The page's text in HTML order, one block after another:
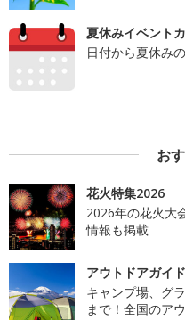
夏休みイベント
日付から夏休み
お
花火特集2026
2026年の花火大
情報も掲載
アウトドアガイド
キャンプ場、グ
まで！全国のア